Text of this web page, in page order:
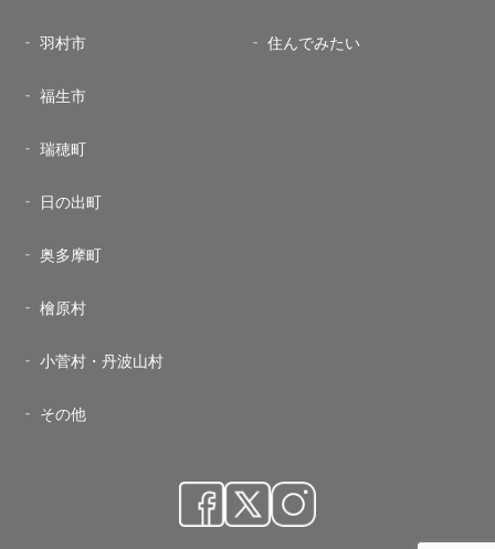
羽村市
福生市
瑞穂町
日の出町
奥多摩町
檜原村
小菅村・丹波山村
その他
住んでみたい